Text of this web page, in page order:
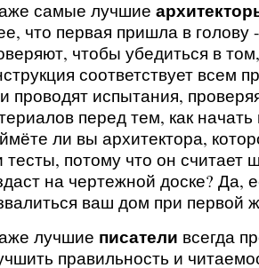
самые лучшие
что первая пришла в голову
чтобы убедиться в
соответствует всем
проводят испытания,
перед тем, как начать
ли вы архитектора,
тесты, потому что он считает
на чертежной доске? Да,
ваш дом при первой
лучшие писатели всегда
правильность и